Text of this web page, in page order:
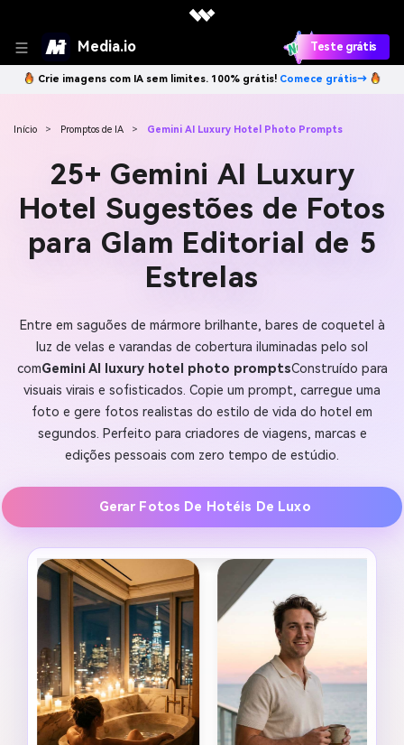
Media.io Teste grátis
Crie imagens com IA sem limites. 100% grátis! Comece grátis→
Início > Promptos de IA > Gemini AI Luxury Hotel Photo Prompts
25+ Gemini AI Luxury
Hotel Sugestões de Fotos
para Glam Editorial de 5
Estrelas
Entre em saguões de mármore brilhante, bares de coquetel à
luz de velas e varandas de cobertura iluminadas pelo sol
comGemini AI luxury hotel photo promptsConstruído para
visuais virais e sofisticados. Copie um prompt, carregue uma
foto e gere fotos realistas do estilo de vida do hotel em
segundos. Perfeito para criadores de viagens, marcas e
edições pessoais com zero tempo de estúdio.
Gerar Fotos De Hotéis De Luxo